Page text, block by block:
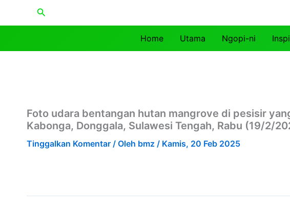
Cari
Home Utama Ngopi-ni
Foto udara bentangan hutan mangrove di pesisir
Kabonga, Donggala, Sulawesi Tengah, Rabu (19/2/
Tinggalkan Komentar / Oleh bmz / Kamis, 20 Feb 2025